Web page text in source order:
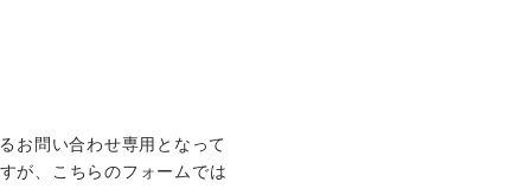
お問い合わせ専用となって
が、こちらのフォームでは